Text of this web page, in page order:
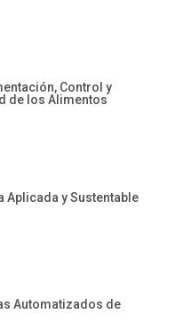
Control y
de los Alimentos
Aplicada y Sustentable
Automatizados de